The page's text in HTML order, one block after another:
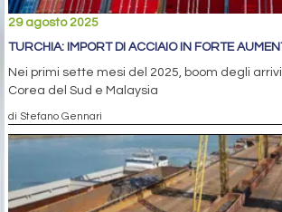
29 agosto 2025
TURCHIA: IMPORT DI ACCIAIO IN FORTE
Nei primi sette mesi del 2025, boom degli
Corea del Sud e Malaysia
di Stefano Gennari